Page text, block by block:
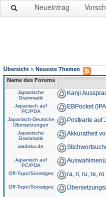
Neueintrag
Übersicht » Neueste Themen
Name des Forums
Japanische
Grammatik
Kanji
Japanisch auf
PC/PDA
EBPocket
Japanisch-Deutsche
Übersetzungen
Postkarte auf
Japanische
Grammatik
Akkuratheit
wadoku.de
Japanisch auf
PC/PDA
Off-Topic/Sonstiges ra, ri, ru, re, ro
Off-Topic/Sonstiges